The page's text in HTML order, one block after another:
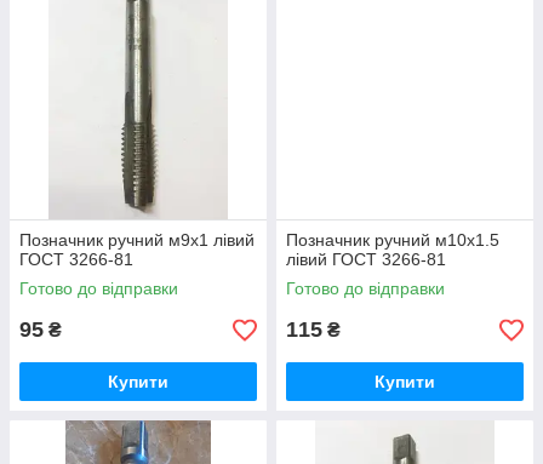
Позначник ручний м9х1 лівий
ГОСТ 3266-81
Готово до відправки
95 ₴
Купити
Позначник ручний м10х1.5
лівий ГОСТ 3266-81
Готово до відправки
115 ₴
Купити